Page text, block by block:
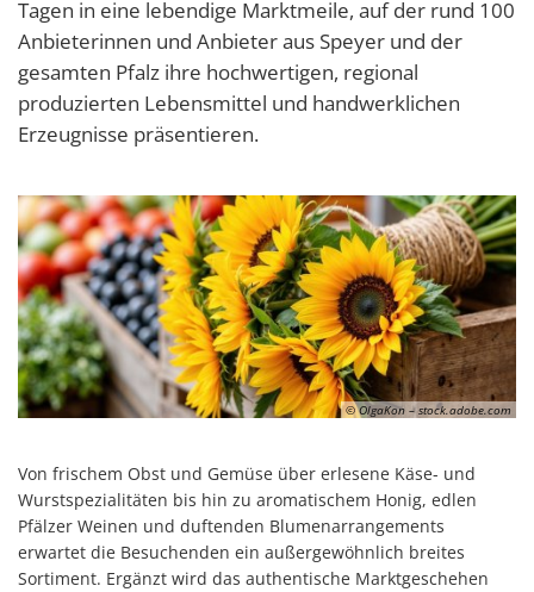
Tagen in eine lebendige Marktmeile, auf der rund 100
Anbieterinnen und Anbieter aus Speyer und der
gesamten Pfalz ihre hochwertigen, regional
produzierten Lebensmittel und handwerklichen
Erzeugnisse präsentieren.
© OlgaKon – stock.adobe.com
Von frischem Obst und Gemüse über erlesene Käse- und
Wurstspezialitäten bis hin zu aromatischem Honig, edlen
Pfälzer Weinen und duftenden Blumenarrangements
erwartet die Besuchenden ein außergewöhnlich breites
Sortiment. Ergänzt wird das authentische Marktgeschehen